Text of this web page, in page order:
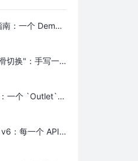
React Router v7 完全指南：一个 Demo 吃透前端路由
从"整个页面刷新"到"丝滑切换"：手写一个 HashRouter 彻底搞懂前端路由
React Router 嵌套路由：一个 `Outlet` 引发的布局思考
从零理解 React Router v6：每一个 API 都是怎么工作的